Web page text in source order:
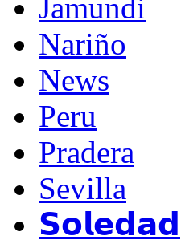
Jamundi
Nariño
News
Peru
Pradera
Sevilla
𝗦𝗼𝗹𝗲𝗱𝗮𝗱